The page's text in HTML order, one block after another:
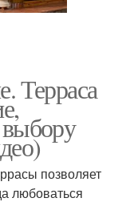
Терраса
позволяет
любоваться